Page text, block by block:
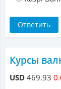
Курсы
USD 469.93